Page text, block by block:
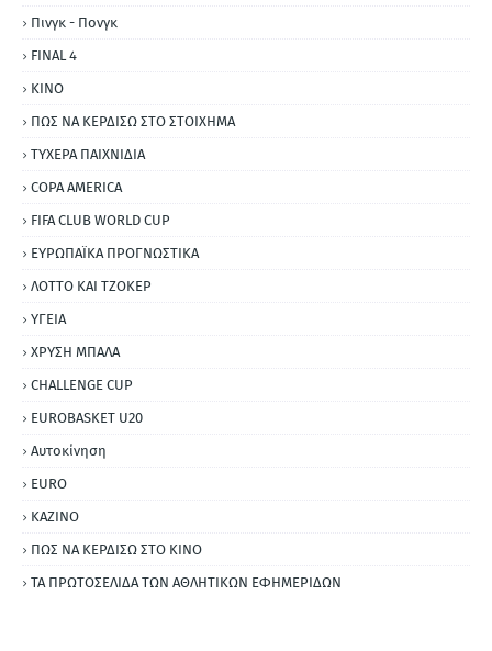
Πινγκ - Πονγκ
FINAL 4
ΚΙΝΟ
ΠΩΣ ΝΑ ΚΕΡΔΙΣΩ ΣΤΟ ΣΤΟΙΧΗΜΑ
ΤΥΧΕΡΑ ΠΑΙΧΝΙΔΙΑ
COPA AMERICA
FIFA CLUB WORLD CUP
ΕΥΡΩΠΑΪΚΑ ΠΡΟΓΝΩΣΤΙΚΑ
ΛΟΤΤΟ ΚΑΙ ΤΖΟΚΕΡ
ΥΓΕΙΑ
ΧΡΥΣΗ ΜΠΑΛΑ
CHALLENGE CUP
EUROBASKET U20
Αυτοκίνηση
ΕURO
ΚΑΖΙΝΟ
ΠΩΣ ΝΑ ΚΕΡΔΙΣΩ ΣΤΟ ΚΙΝΟ
ΤΑ ΠΡΩΤΟΣΕΛΙΔΑ ΤΩΝ ΑΘΛΗΤΙΚΩΝ ΕΦΗΜΕΡΙΔΩΝ